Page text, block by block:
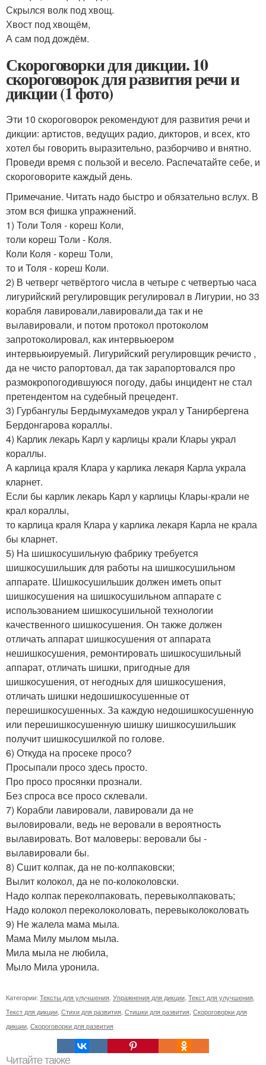
Скрылся волк под хвощ.
Хвост под хвощём,
А сам под дождём.
Скороговорки для дикции. 10
скороговорок для развития речи и
дикции (1 фото)
Эти 10 скороговорок рекомендуют для развития речи и
дикции: артистов, ведущих радио, дикторов, и всех, кто
хотел бы говорить выразительно, разборчиво и внятно.
Проведи время с пользой и весело. Распечатайте себе, и
скороговорите каждый день.
Примечание. Читать надо быстро и обязательно вслух. В
этом вся фишка упражнений.
1) Толи Толя - кореш Коли,
толи кореш Толи - Коля.
Коли Коля - кореш Толи,
то и Толя - кореш Коли.
2) В четверг четвёртого числа в четыре с четвертью часа
лигурийский регулировщик регулировал в Лигурии, но 33
корабля лавировали,лавировали,да так и не
вылавировали, и потом протокол протоколом
запротоколировал, как интервьюером
интервьюируемый. Лигурийский регулировщик речисто ,
да не чисто рапортовал, да так зарапортовался про
размокропогодившуюся погоду, дабы инцидент не стал
претендентом на судебный прецедент.
3) Гурбангулы Бердымухамедов украл у Танирбергена
Бердонгарова кораллы.
4) Карлик лекарь Карл у карлицы крали Клары украл
кораллы.
А карлица краля Клара у карлика лекаря Карла украла
кларнет.
Если бы карлик лекарь Карл у карлицы Клары-крали не
крал кораллы,
то карлица краля Клара у карлика лекаря Карла не крала
бы кларнет.
5) На шишкосушильную фабрику требуется
шишкосушильшик для работы на шишкосушильном
аппарате. Шишкосушильшик должен иметь опыт
шишкосушения на шишкосушильном аппарате с
использованием шишкосушильной технологии
качественного шишкосушения. Он также должен
отличать аппарат шишкосушения от аппарата
нешишкосушения, ремонтировать шишкосушильный
аппарат, отличать шишки, пригодные для
шишкосушения, от негодных для шишкосушения,
отличать шишки недошишкосушенные от
перешишкосушенных. За каждую недошишкосушенную
или перешишкосушенную шишку шишкосушильшик
получит шишкосушилкой по голове.
6) Откуда на просеке просо?
Просыпали просо здесь просто.
Про просо просянки прознали.
Без спроса все просо склевали.
7) Корабли лавировали, лавировали да не
выловировали, ведь не веровали в вероятность
вылавировать. Вот маловеры: веровали бы -
вылавировали бы.
8) Сшит колпак, да не по-колпаковски;
Вылит колокол, да не по-колоколовски.
Надо колпак переколпаковать, перевыколпаковать;
Надо колокол переколоколовать, перевыколоколовать
9) Не жалела мама мыла.
Мама Милу мылом мыла.
Мила мыла не любила,
Мыло Мила уронила.
Категории: Тексты для улучшения Упражнения для дикции Текст для улучшения
Текст для дикции Стихи для развития Стишки для развития Скороговорки для
дикции Скороговорки для развития
Читайте также